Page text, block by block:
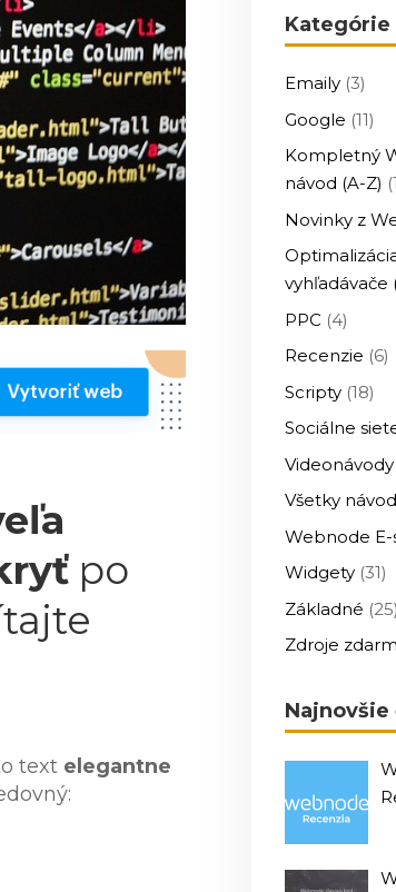
po
text elegantne
Kategórie
Emaily (3)
Google (11)
Kompletný
návod (A-Z)
Novinky z
vyhľadávače
PPC (4)
Recenzie (6)
Scripty (18)
Sociálne
Videonávody
Všetky
Webnode
Widgety (31)
Základné (25)
Zdroje
Najnovšie